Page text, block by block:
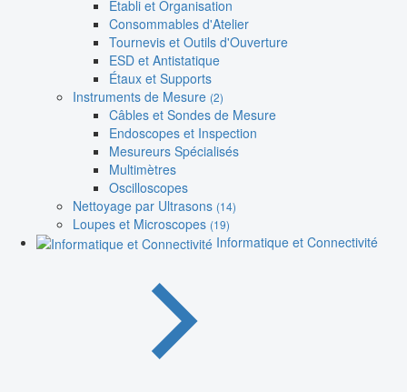
Établi et Organisation
Consommables d'Atelier
Tournevis et Outils d'Ouverture
ESD et Antistatique
Étaux et Supports
Instruments de Mesure (2)
Câbles et Sondes de Mesure
Endoscopes et Inspection
Mesureurs Spécialisés
Multimètres
Oscilloscopes
Nettoyage par Ultrasons (14)
Loupes et Microscopes (19)
Informatique et Connectivité